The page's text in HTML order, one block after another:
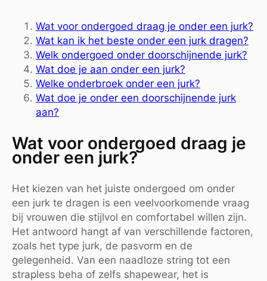
Wat voor ondergoed draag je onder een jurk?
Wat kan ik het beste onder een jurk dragen?
Welk ondergoed onder doorschijnende jurk?
Wat doe je aan onder een jurk?
Welke onderbroek onder een jurk?
Wat doe je onder een doorschijnende jurk
aan?
Wat voor ondergoed draag je
onder een jurk?
Het kiezen van het juiste ondergoed om onder
een jurk te dragen is een veelvoorkomende vraag
bij vrouwen die stijlvol en comfortabel willen zijn.
Het antwoord hangt af van verschillende factoren,
zoals het type jurk, de pasvorm en de
gelegenheid. Van een naadloze string tot een
strapless beha of zelfs shapewear, het is